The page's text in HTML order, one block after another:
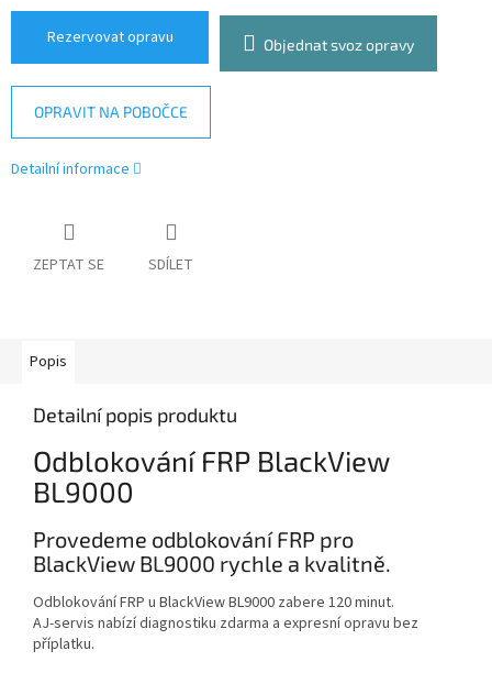
cena:
Rezervovat opravu Objednat svoz opravy
OPRAVIT NA POBOČCE
Detailní informace
ZEPTAT SE SDÍLET
Popis
Detailní popis produktu
Odblokování FRP BlackView
BL9000
Provedeme odblokování FRP pro
BlackView BL9000 rychle a kvalitně.
Odblokování FRP u BlackView BL9000 zabere 120 minut.
AJ-servis nabízí diagnostiku zdarma a expresní opravu bez
příplatku.